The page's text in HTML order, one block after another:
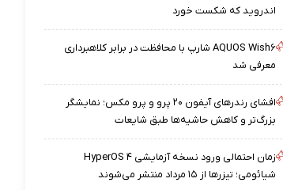
اندروید که شکست خورد
AQUOS Wish۶ شارپ با محافظت در برابر کلاهبرداری
معرفی شد
افشای رندرهای آیفون ۲۰ پرو و پرو مکس؛ نمایشگر
بزرگ‌تر و کاهش حاشیه‌ها طبق شایعات
زمان احتمالی ورود نسخه آزمایشی HyperOS ۴
شیائومی؛ تیزرها از ۱۵ مرداد منتشر می‌شوند